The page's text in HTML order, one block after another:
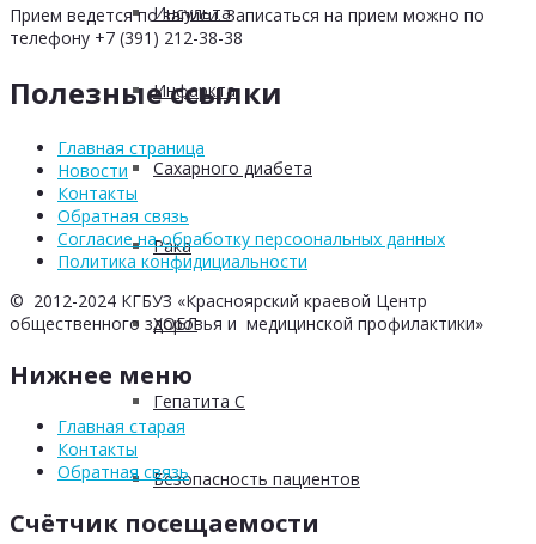
Инсульта
Инфаркта
Сахарного диабета
Рака
ХОБЛ
Гепатита С
Безопасность пациентов
Прием ведется по записи. Записаться на прием можно по
телефону +7 (391) 212-38-38
Полезные ссылки
Главная страница
Новости
Контакты
Обратная связь
Согласие на обработку персоональных данных
Политика конфидициальности
© 2012-2024 КГБУЗ «Красноярский краевой Центр
общественного здоровья и медицинской профилактики»
Нижнее меню
Главная старая
Контакты
Обратная связь
Счётчик посещаемости